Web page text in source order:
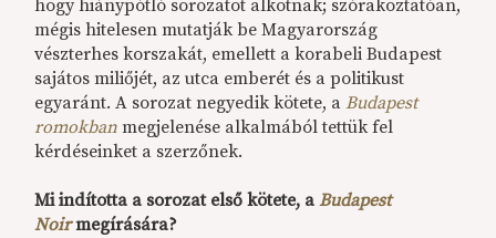
hogy hiánypótló sorozatot alkotnak; szórakoztatóan,
mégis hitelesen mutatják be Magyarország
vészterhes korszakát, emellett a korabeli Budapest
sajátos miliőjét, az utca emberét és a politikust
egyaránt. A sorozat negyedik kötete, aBudapest
romokban megjelenése alkalmából tettük fel
kérdéseinket a szerzőnek.
Mi indította a sorozat első kötete, aBudapest
Noirmegírására?